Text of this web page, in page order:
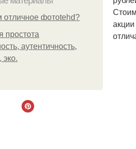
фотоtehd?
простота
аутентичность,
эко.